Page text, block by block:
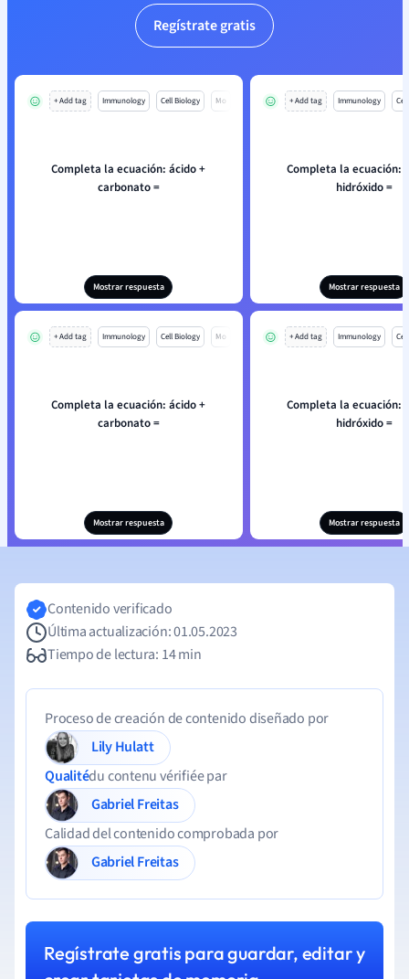
Regístrate gratis
+ Add tag Immunology Cell Biology Mo
Completa la ecuación: ácido +
carbonato =
Mostrar respuesta
+ Add tag Immunology
Completa la ecuación:
hidróxido =
Mostrar respuesta
+ Add tag Immunology Cell Biology Mo
Completa la ecuación: ácido +
carbonato =
Mostrar respuesta
+ Add tag Immunology
Completa la ecuación:
hidróxido =
Mostrar respuesta
Contenido verificado
Última actualización: 01.05.2023
Tiempo de lectura: 14 min
Proceso de creación de contenido diseñado por
Lily Hulatt
Qualitédu contenu vérifiée par
Gabriel Freitas
Calidad del contenido comprobada por
Gabriel Freitas
Regístrate gratis para guardar, editar y